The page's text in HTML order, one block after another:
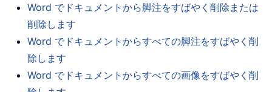
Word でドキュメントから脚注をすばやく削除または
削除します
Word でドキュメントからすべての脚注をすばやく削
除します
Word でドキュメントからすべての画像をすばやく削